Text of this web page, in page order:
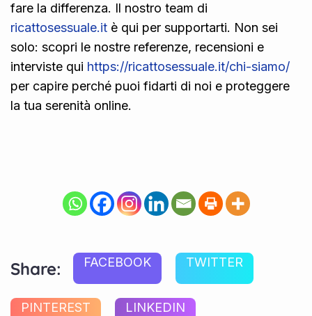
fare la differenza. Il nostro team di
ricattosessuale.it è qui per supportarti. Non sei
solo: scopri le nostre referenze, recensioni e
interviste qui https://ricattosessuale.it/chi-siamo/
per capire perché puoi fidarti di noi e proteggere
la tua serenità online.
Share: FACEBOOK TWITTER
PINTEREST LINKEDIN